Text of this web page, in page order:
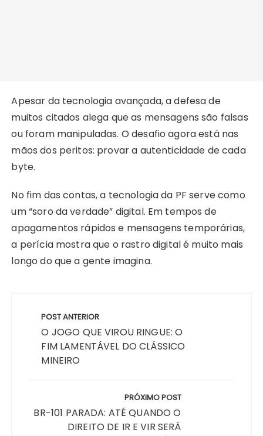
Apesar da tecnologia avançada, a defesa de
muitos citados alega que as mensagens são falsas
ou foram manipuladas. O desafio agora está nas
mãos dos peritos: provar a autenticidade de cada
byte.
No fim das contas, a tecnologia da PF serve como
um “soro da verdade” digital. Em tempos de
apagamentos rápidos e mensagens temporárias,
a perícia mostra que o rastro digital é muito mais
longo do que a gente imagina.
Post
POST ANTERIOR
O JOGO QUE VIROU RINGUE: O
FIM LAMENTÁVEL DO CLÁSSICO
MINEIRO
PRÓXIMO POST
BR-101 PARADA: ATÉ QUANDO O
DIREITO DE IR E VIR SERÁ